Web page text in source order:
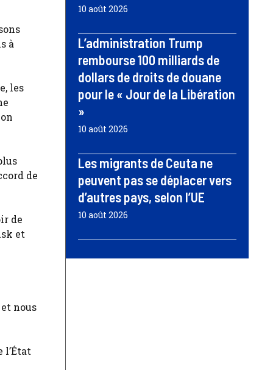
à
les
de
de
et
nous
l’État
10 août 2026
L’administration Trump
rembourse 100 milliards de
dollars de droits de douane
pour le « Jour de la Libération
»
10 août 2026
Les migrants de Ceuta ne
peuvent pas se déplacer vers
d’autres pays, selon l’UE
10 août 2026